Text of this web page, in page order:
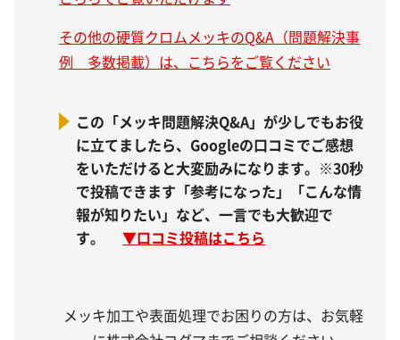
その他の硬質クロムメッキのQ&A（問題解決事
例 多数掲載）は、こちらをご覧ください
この「メッキ問題解決Q&A」が少しでもお役
に立てましたら、Googleの口コミでご感想
をいただけると大変励みになります。※30秒
で投稿できます「参考になった」「こんな情
報が知りたい」など、一言でも大歓迎で
す。▼口コミ投稿はこちら
メッキ加工や表面処理でお困りの方は、お気軽